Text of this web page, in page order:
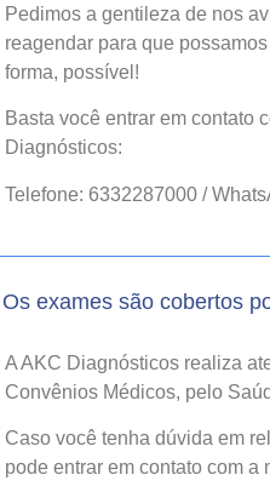
Pedimos a gentileza de nos
reagendar para que
forma, possível!
Basta você entrar em contato
Diagnósticos:
Telefone: 6332287000 /
Os exames são cobertos
A AKC Diagnósticos realiza
Convênios Médicos, pelo
Caso você tenha dúvida em
pode entrar em contato com a